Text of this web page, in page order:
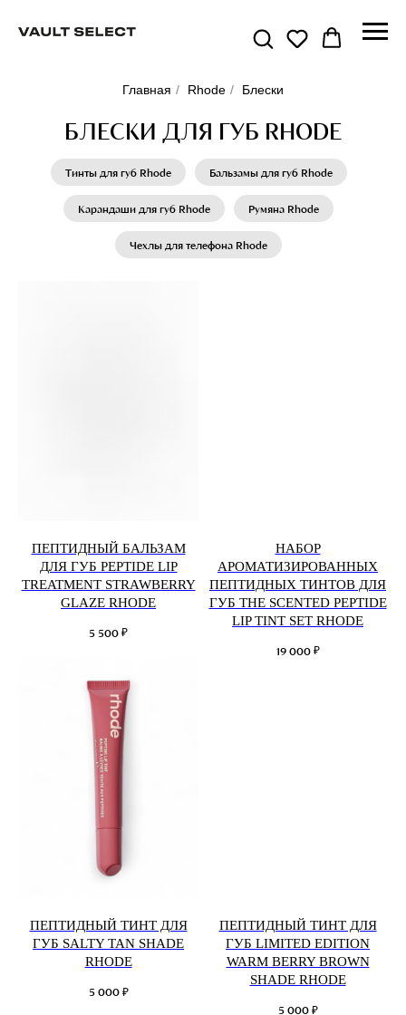
Главная / Rhode / Блески
БЛЕСКИ ДЛЯ ГУБ RHODE
Тинты для губ Rhode Бальзамы для губ Rhode
Карандаши для губ Rhode Румяна Rhode
Чехлы для телефона Rhode
ПЕПТИДНЫЙ БАЛЬЗАМ
ДЛЯ ГУБ PEPTIDE LIP
TREATMENT STRAWBERRY
GLAZE RHODE
5 500 ₽
НАБОР
АРОМАТИЗИРОВАННЫХ
ПЕПТИДНЫХ ТИНТОВ ДЛЯ
ГУБ THE SCENTED PEPTIDE
LIP TINT SET RHODE
19 000 ₽
ПЕПТИДНЫЙ ТИНТ ДЛЯ
ГУБ SALTY TAN SHADE
RHODE
5 000 ₽
ПЕПТИДНЫЙ ТИНТ ДЛЯ
ГУБ LIMITED EDITION
WARM BERRY BROWN
SHADE RHODE
5 000 ₽